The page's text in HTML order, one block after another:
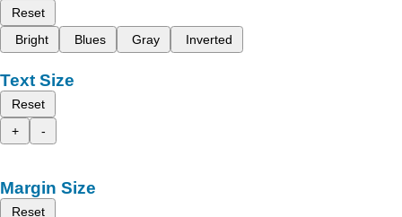
Reset
Bright
Blues Gray Inverted
Text Size
Reset
+
-
Margin Size
Reset